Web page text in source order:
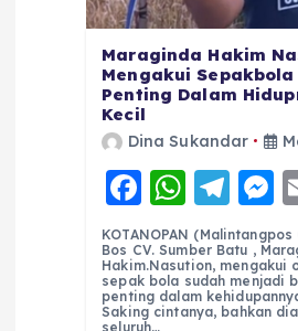
Maraginda Hakim
Mengakui
Penting Dalam
Kecil
Dina Sukandar
F
a
c
e
W
h
a
ts
T
el
e
g
e
e
KOTANOPAN
Bos CV. Sumber Batu ,
Hakim.Nasution, mengakui
sepak bola sudah menjadi
penting dalam
Saking cintanya, bahkan
seluruh…